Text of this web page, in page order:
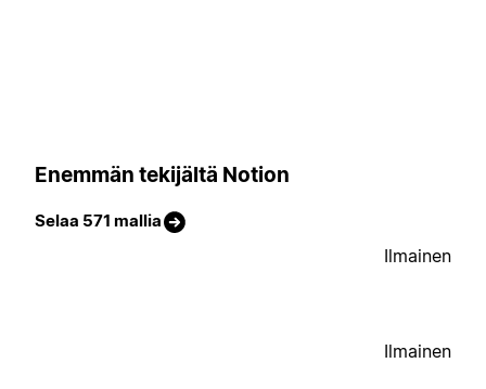
Enemmän tekijältä Notion
Selaa 571 mallia
Ilmainen
Ilmainen